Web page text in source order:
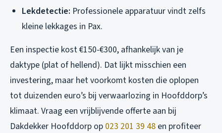
Lekdetectie: Professionele apparatuur vindt zelfs
kleine lekkages in Pax.
Een inspectie kost €150-€300, afhankelijk van je
daktype (plat of hellend). Dat lijkt misschien een
investering, maar het voorkomt kosten die oplopen
tot duizenden euro’s bij verwaarlozing in Hoofddorp’s
klimaat. Vraag een vrijblijvende offerte aan bij
Dakdekker Hoofddorp op 023 201 39 48 en profiteer